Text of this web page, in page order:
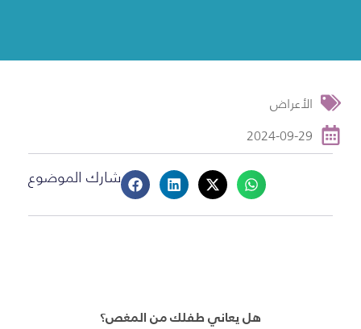
الأعراض
2024-09-29
شارك الموضوع
هل يعاني طفلك من المغص؟